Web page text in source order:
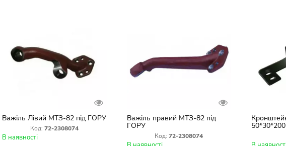
Важіль Лівий МТЗ-82 під ГОРУ
Код: 72-2308074
В наявності
Важіль правий МТЗ-82 під
ГОРУ
Код: 72-2308074